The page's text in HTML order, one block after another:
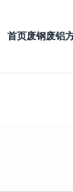
首页废钢废铝